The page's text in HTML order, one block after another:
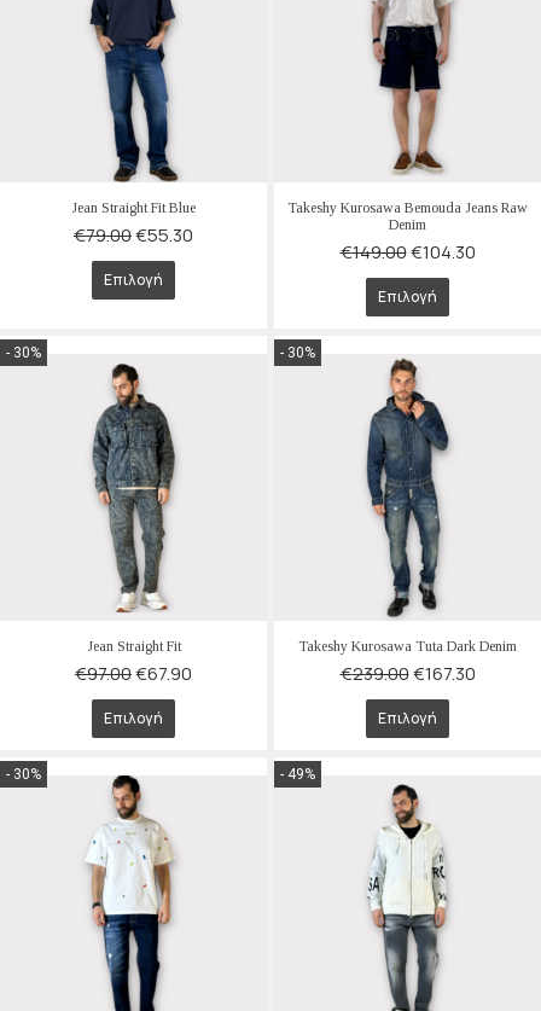
Jean Straight Fit Blue
€79.00€55.30
Επιλογή
Takeshy Kurosawa Bemouda Jeans Raw
Denim
€149.00€104.30
Επιλογή
- 30%
Jean Straight Fit
€97.00€67.90
Επιλογή
- 30%
Takeshy Kurosawa Tuta Dark Denim
€239.00€167.30
Επιλογή
- 30% - 49%